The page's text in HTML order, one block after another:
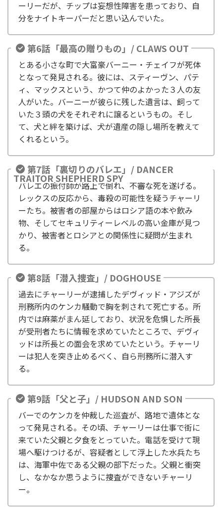
ーリーだが、チップは妄想性障害を患っており、自
分をナイトキーパーだと思い込んでいた。
第6話「最高の贈りもの」/ CLAWS OUT
とある小さな町で大富豪バーニー・チェイフが死体
となって発見される。彼には、スティーヴン、パテ
ィ、マックスという、かつて仲のよかった３人の友
人がいた。バーニーが彼らに残した遺言は、飼って
いた３頭の犬をそれぞれに譲るというもの。そし
て、犬と絆を築けば、犬が遺産の隠し場所を教えて
くれるという。
第7話「裏切りのバレエ」/ DANCER
TRAITOR SHEPHERD SPY
バレエの振付師が路上で倒れ、不審な死を遂げる。
レックスの反応から、毒殺の可能性を疑うチャーリ
ーたち。被害者の部屋からはロシア語の本や飲み
物、そしてセキュリティーレベルの高い金庫が見つ
かり、被害者とロシアとの関係性に疑問が生まれ
る。
第8話「潜入捜査」/ DOGHOUSE
過去にチャーリーが逮捕したデヴィッド・アジズが
刑務所内のケンカ騒動で胸を刺されて死亡する。所
内では麻薬がまん延しており、状況を危惧した所長
が受刑者たちに情報を求めていたところで、デヴィ
ッドは所長との面会を求めていたという。チャーリ
ーは犯人を突き止めるべく、自ら刑務所に潜入す
る。
第9話「父と子」/ HUDSON AND SON
バーでのケンカを仲裁した巡査が、路地で遺体とな
って発見される。その頃、チャーリーは仕事で街に
来ていた父親と夕食をとっていた。電話を受けて現
場へ駆けつけるが、容疑者として浮上した水兵たち
は、海軍中佐である父親の部下だった。父親と衝突
し、なかなか思うように捜査ができないチャーリ
ー。